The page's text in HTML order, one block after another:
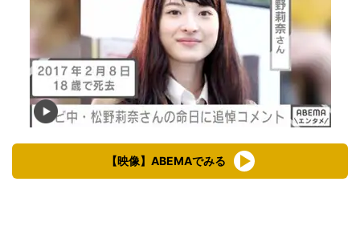
【映像】ABEMAでみる